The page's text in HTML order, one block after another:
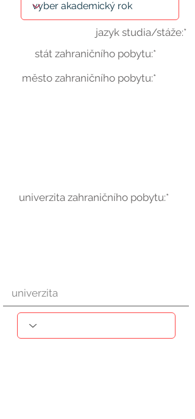
jazyk studia/stáže:*
stát zahraničního pobytu:*
město zahraničního pobytu:*
univerzita zahraničního pobytu:*